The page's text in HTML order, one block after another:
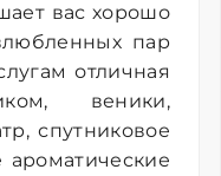
вас хорошо
пар
отличная
веники,
спутниковое
ароматические